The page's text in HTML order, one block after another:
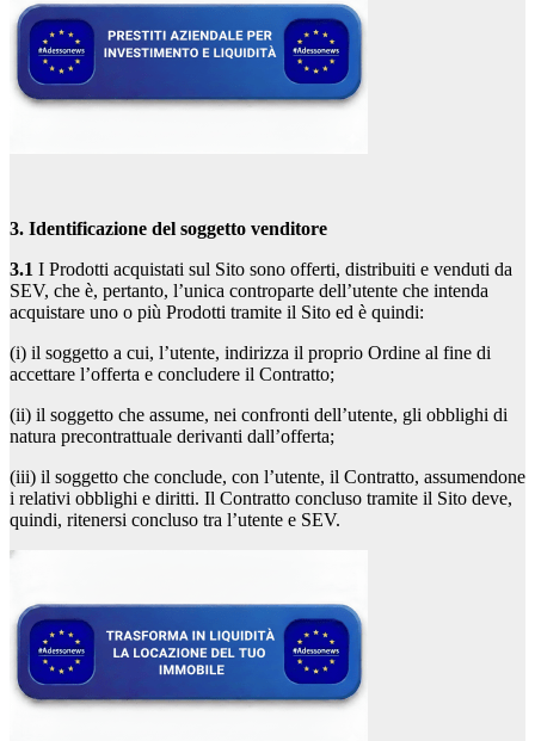
3. Identificazione del soggetto venditore
3.1 I Prodotti acquistati sul Sito sono offerti, distribuiti e venduti da
SEV, che è, pertanto, l’unica controparte dell’utente che intenda
acquistare uno o più Prodotti tramite il Sito ed è quindi:
(i) il soggetto a cui, l’utente, indirizza il proprio Ordine al fine di
accettare l’offerta e concludere il Contratto;
(ii) il soggetto che assume, nei confronti dell’utente, gli obblighi di
natura precontrattuale derivanti dall’offerta;
(iii) il soggetto che conclude, con l’utente, il Contratto, assumendone
i relativi obblighi e diritti. Il Contratto concluso tramite il Sito deve,
quindi, ritenersi concluso tra l’utente e SEV.